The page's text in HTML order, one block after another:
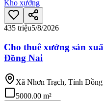
Kho xưởng
435 triệu5/8/2026
Cho thuê xưởng sản
Đồng Nai
Xã Nhơn Trạch, Tỉnh
5000.00 m²